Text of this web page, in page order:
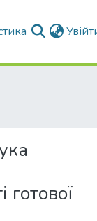
готової